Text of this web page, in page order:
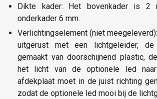
Dikte kader: Het bovenkader is
onderkader 6 mm.
Verlichtingselement (niet
uitgerust met een lichtgeleider,
gemaakt van doorschijnend plastic,
het licht van de optionele led
afdekplaat moet in de juist richting
zodat de optionele led mooi bij de